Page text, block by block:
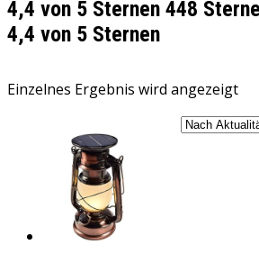
4,4 von 5 Sternen 448
4,4 von 5 Sternen
Einzelnes Ergebnis wird angezeigt